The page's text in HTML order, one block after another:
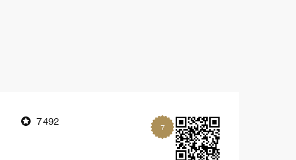
7 492 7